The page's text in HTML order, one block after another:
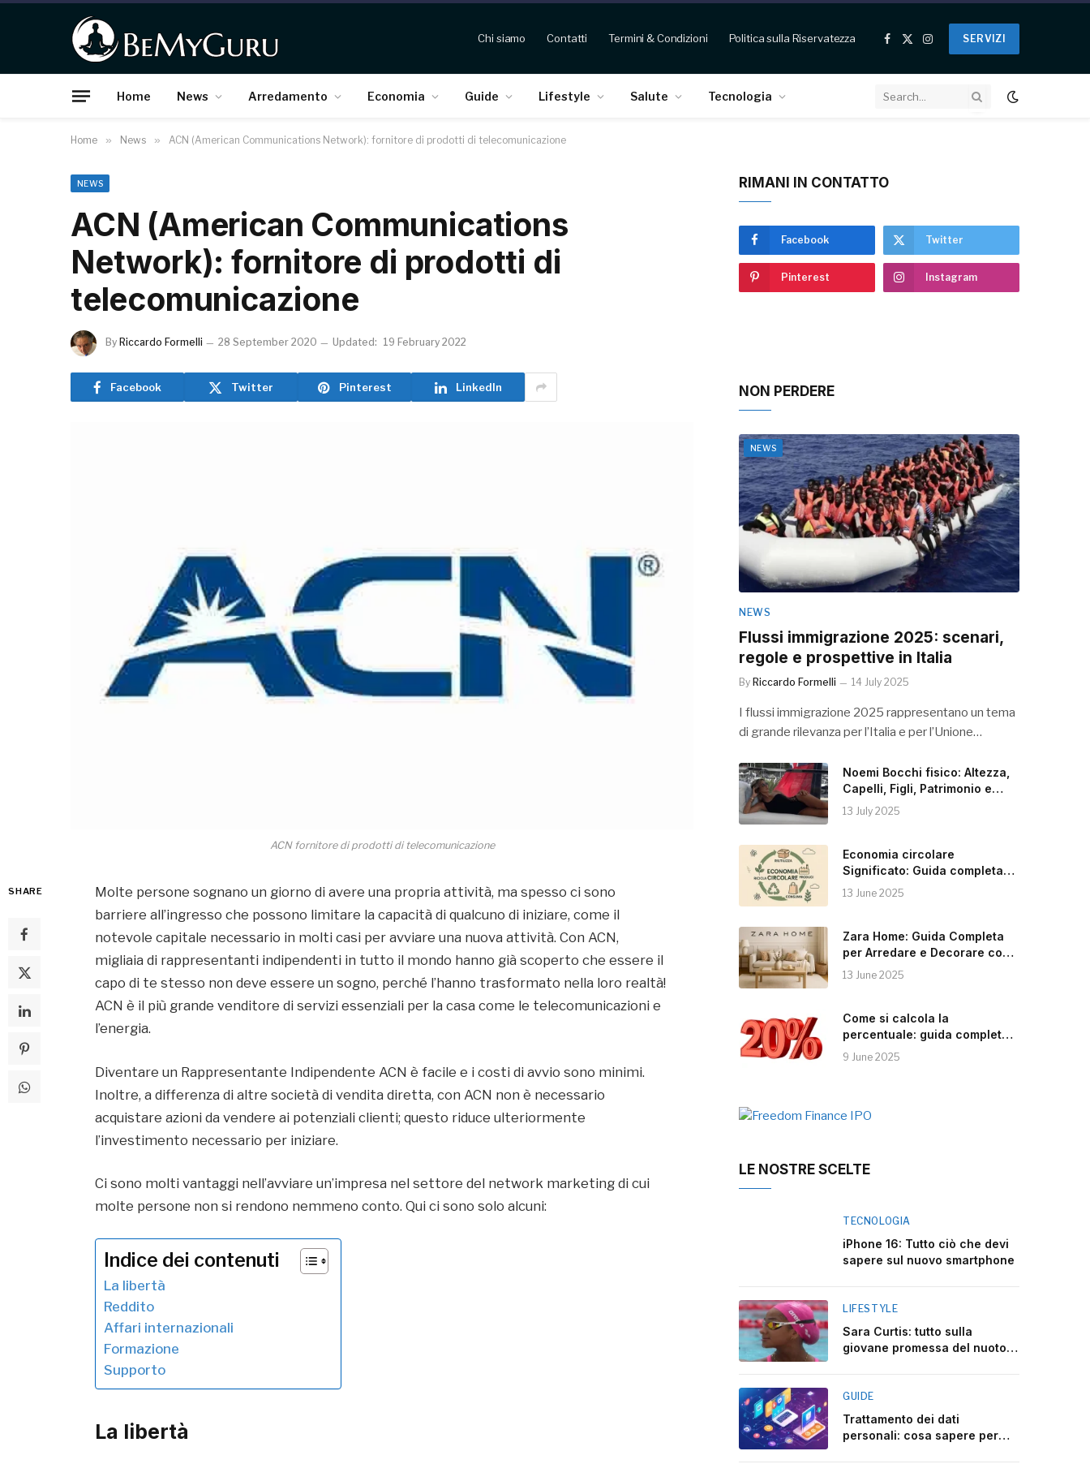
Chi siamo Contatti Termini & Condizioni Politica sulla Riservatezza
Facebook
X
Instagram
SERVIZI
Home News Arredamento Economia Guide Lifestyle Salute Tecnologia
Home » News » ACN (American Communications Network): fornitore di prodotti di telecomunicazione
NEWS
ACN (American Communications
Network): fornitore di prodotti di
telecomunicazione
By Riccardo Formelli 28 September 2020 Updated: 19 February 2022
Facebook Twitter Pinterest LinkedIn
ACN fornitore di prodotti di telecomunicazione
SHARE
Molte persone sognano un giorno di avere una propria attività, ma spesso ci sono
barriere all’ingresso che possono limitare la capacità di qualcuno di iniziare, come il
notevole capitale necessario in molti casi per avviare una nuova attività. Con ACN,
migliaia di rappresentanti indipendenti in tutto il mondo hanno già scoperto che essere il
capo di te stesso non deve essere un sogno, perché l’hanno trasformato nella loro realtà!
ACN è il più grande venditore di servizi essenziali per la casa come le telecomunicazioni e
l’energia.
Diventare un Rappresentante Indipendente ACN è facile e i costi di avvio sono minimi.
Inoltre, a differenza di altre società di vendita diretta, con ACN non è necessario
acquistare azioni da vendere ai potenziali clienti; questo riduce ulteriormente
l’investimento necessario per iniziare.
Ci sono molti vantaggi nell’avviare un’impresa nel settore del network marketing di cui
molte persone non si rendono nemmeno conto. Qui ci sono solo alcuni:
Indice dei contenuti
La libertà
Reddito
Affari internazionali
Formazione
Supporto
La libertà
RIMANI IN CONTATTO
Facebook Twitter
Pinterest Instagram
NON PERDERE
NEWS
NEWS
Flussi immigrazione 2025: scenari,
regole e prospettive in Italia
By Riccardo Formelli 14 July 2025
I flussi immigrazione 2025 rappresentano un tema
di grande rilevanza per l’Italia e per l’Unione…
Noemi Bocchi fisico: Altezza,
Capelli, Figli, Patrimonio e
Instagram
13 July 2025
Economia circolare
Significato: Guida completa
alla Sostenibilità
13 June 2025
Zara Home: Guida Completa
per Arredare e Decorare con
Stile
13 June 2025
Come si calcola la
percentuale: guida completa e
pratica
9 June 2025
LE NOSTRE SCELTE
TECNOLOGIA
iPhone 16: Tutto ciò che devi
sapere sul nuovo smartphone
LIFESTYLE
Sara Curtis: tutto sulla
giovane promessa del nuoto
GUIDE
Trattamento dei dati
personali: cosa sapere per